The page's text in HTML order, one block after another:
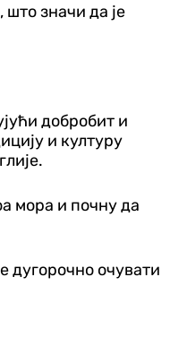
значи да је
добробит и
и културу
мора и почну да
дугорочно очувати